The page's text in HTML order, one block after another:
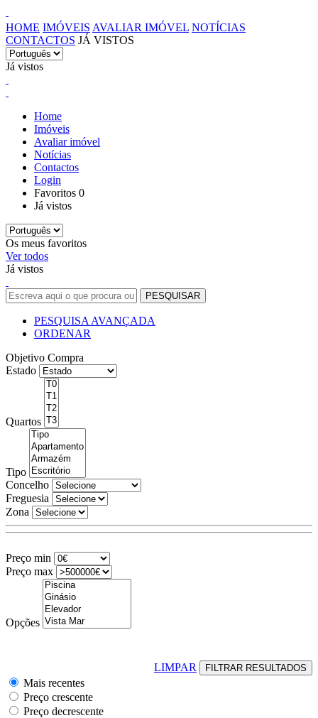
HOME IMÓVEIS AVALIAR IMÓVEL NOTÍCIAS
CONTACTOS JÁ VISTOS
Já vistos
Home
Imóveis
Avaliar imóvel
Notícias
Contactos
Login
Favoritos 0
Já vistos
Os meus favoritos
Ver todos
Já vistos
PESQUISA AVANÇADA
ORDENAR
Objetivo Compra
Estado
Quartos
Tipo
Concelho
Freguesia
Zona
Preço min
Preço max
Opções
LIMPAR
Mais recentes
Preço crescente
Preço decrescente